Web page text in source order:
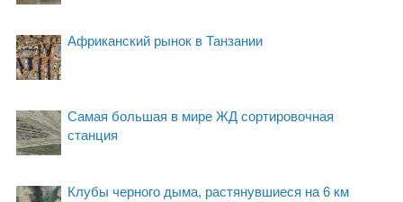
Африканский рынок в Танзании
Самая большая в мире ЖД сортировочная
станция
Клубы черного дыма, растянувшиеся на 6 км